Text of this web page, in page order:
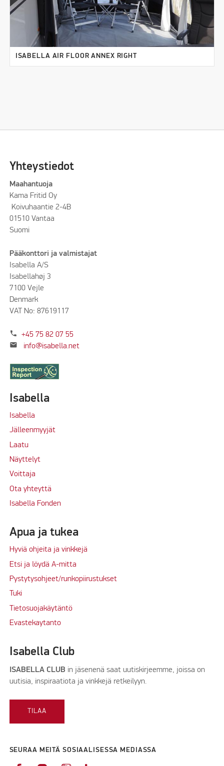
ISABELLA AIR FLOOR ANNEX RIGHT
Yhteystiedot
Maahantuoja
Kama Fritid Oy
Koivuhaantie 2-4B
01510 Vantaa
Suomi
Pääkonttori ja valmistajat
Isabella A/S
Isabellahøj 3
7100 Vejle
Denmark
VAT No: 87619117
phone +45 75 82 07 55
mail info@isabella.net
Isabella
Isabella
Jälleenmyyjät
Laatu
Näyttelyt
Voittaja
Ota yhteyttä
Isabella Fonden
Apua ja tukea
Hyviä ohjeita ja vinkkejä
Etsi ja löydä A-mitta
Pystytysohjeet/runkopiirustukset
Tuki
Tietosuojakäytäntö
Evastekaytanto
Isabella Club
ISABELLA CLUB in jäsenenä saat uutiskirjeemme, joissa on
uutisia, inspiraatiota ja vinkkejä retkeilyyn.
TILAA
SEURAA MEITÄ SOSIAALISESSA MEDIASSA